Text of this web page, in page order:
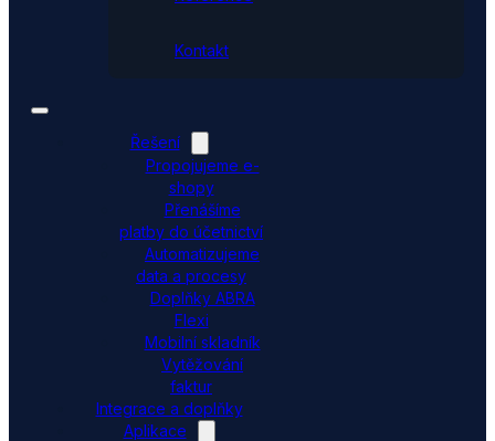
Kontakt
Řešení
Propojujeme e-
shopy
Přenášíme
platby do účetnictví
Automatizujeme
data a procesy
Doplňky ABRA
Flexi
Mobilní skladník
Vytěžování
faktur
Integrace a doplňky
Aplikace